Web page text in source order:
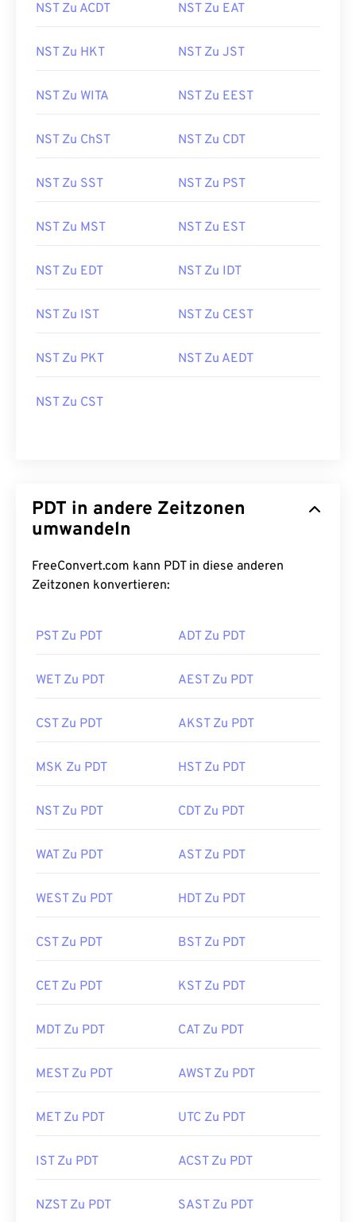
NST Zu ACDT NST Zu EAT
NST Zu HKT NST Zu JST
NST Zu WITA NST Zu EEST
NST Zu ChST NST Zu CDT
NST Zu SST NST Zu PST
NST Zu MST NST Zu EST
NST Zu EDT NST Zu IDT
NST Zu IST NST Zu CEST
NST Zu PKT NST Zu AEDT
NST Zu CST
PDT in andere Zeitzonen
umwandeln
FreeConvert.com kann PDT in diese anderen
Zeitzonen konvertieren:
PST Zu PDT ADT Zu PDT
WET Zu PDT AEST Zu PDT
CST Zu PDT AKST Zu PDT
MSK Zu PDT HST Zu PDT
NST Zu PDT CDT Zu PDT
WAT Zu PDT AST Zu PDT
WEST Zu PDT HDT Zu PDT
CST Zu PDT BST Zu PDT
CET Zu PDT KST Zu PDT
MDT Zu PDT CAT Zu PDT
MEST Zu PDT AWST Zu PDT
MET Zu PDT UTC Zu PDT
IST Zu PDT ACST Zu PDT
NZST Zu PDT SAST Zu PDT